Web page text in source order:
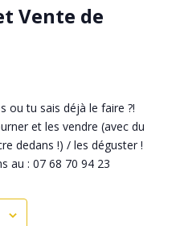
Vente de
ou tu sais déjà le faire ?!
et les vendre (avec du
dedans !) / les déguster !
au : 07 68 70 94 23